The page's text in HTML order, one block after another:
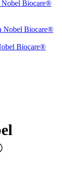
Nobel Biocare®
Biocare®